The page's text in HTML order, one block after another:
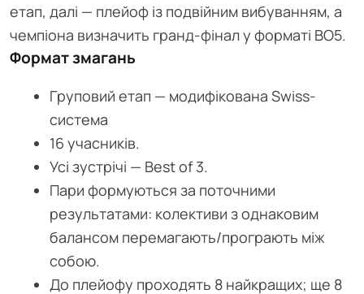
етап, далі — плейоф із подвійним вибуванням, а
чемпіона визначить гранд-фінал у форматі BO5.
Формат змагань
Груповий етап — модифікована Swiss-
система
16 учасників.
Усі зустрічі — Best of 3.
Пари формуються за поточними
результатами: колективи з однаковим
балансом перемагають/програють між
собою.
До плейофу проходять 8 найкращих; ще 8